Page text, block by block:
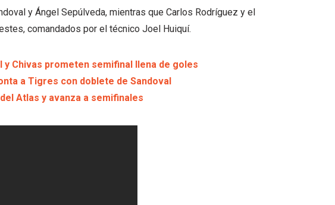
y Ángel Sepúlveda, mientras que Carlos Rodríguez y el
comandados por el técnico Joel Huiquí.
y Chivas prometen semifinal llena de goles
a Tigres con doblete de Sandoval
Atlas y avanza a semifinales